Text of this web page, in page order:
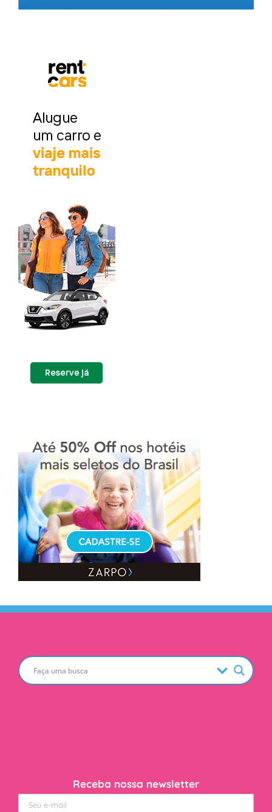
Receba nossa newsletter